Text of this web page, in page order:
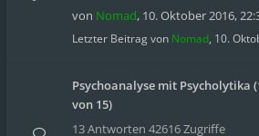
von Nomad, 10. Oktober 2016,
Letzter Beitrag von Nomad, 10.
Psychoanalyse mit Psycholytika
von 15)
13 Antworten 42616 Zugriffe